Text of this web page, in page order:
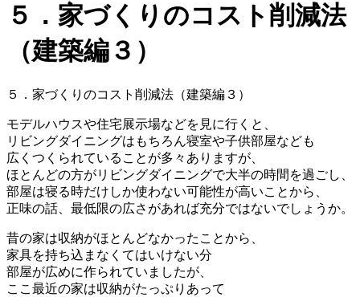
５．家づくりのコスト削減法
（建築編３）
５．家づくりのコスト削減法（建築編３）
モデルハウスや住宅展示場などを見に行くと、
リビングダイニングはもちろん寝室や子供部屋なども
広くつくられていることが多々ありますが、
ほとんどの方がリビングダイニングで大半の時間を過ごし、
部屋は寝る時だけしか使わない可能性が高いことから、
正味の話、最低限の広さがあれば充分ではないでしょうか。
昔の家は収納がほとんどなかったことから、
家具を持ち込まなくてはいけない分
部屋が広めに作られていましたが、
ここ最近の家は収納がたっぷりあって